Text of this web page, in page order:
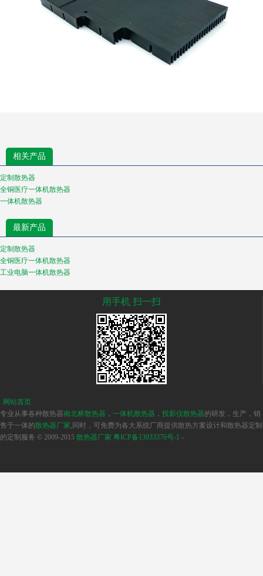
相关产品
定制散热器
全铜医疗一体机散热器
一体机散热器
最新产品
定制散热器
全铜医疗一体机散热器
工业电脑一体机散热器
用手机 扫一扫
网站首页
专业从事各种散热器南北桥散热器 ， 一体机散热器 ， 投影仪散热器的研发，生产，销
售于一体的散热器厂家,同时，可免费为各大系统厂商提供散热方案设计和散热器定制
的定制服务 © 2009-2015 散热器厂家 粤ICP备13033376号-1 -